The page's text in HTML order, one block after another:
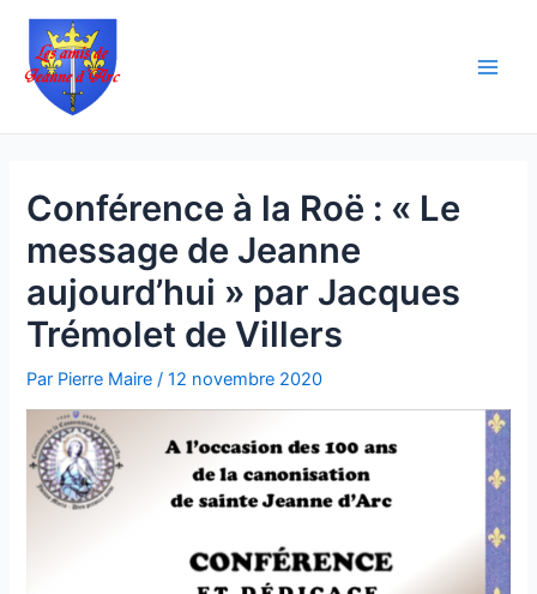
Aller
contenu
Conférence à la Roë : « Le
message de Jeanne
aujourd’hui » par Jacques
Trémolet de Villers
Par Pierre Maire/12 novembre 2020
Navigation
articles